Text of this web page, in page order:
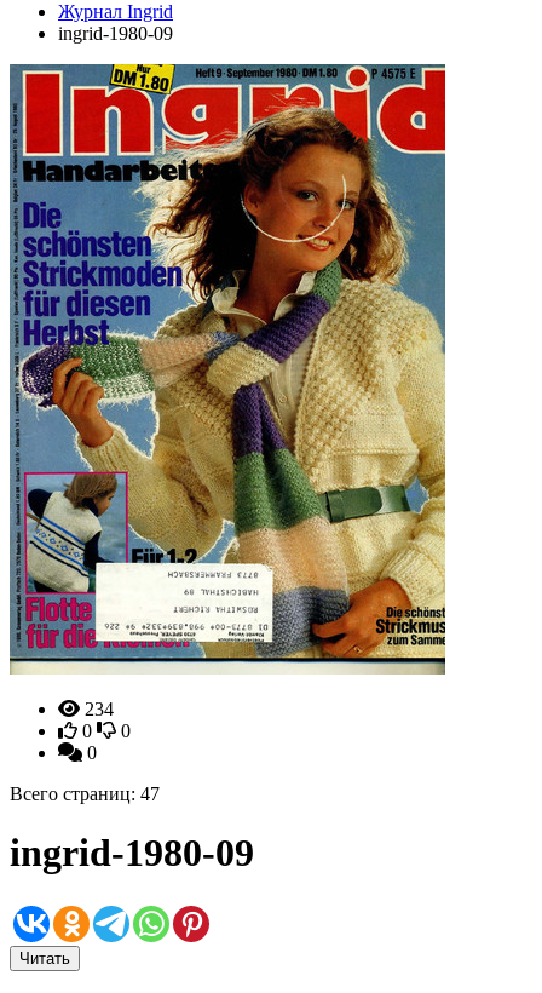
Журнал Ingrid
ingrid-1980-09
234
0
0
0
Всего страниц: 47
ingrid-1980-09
Читать